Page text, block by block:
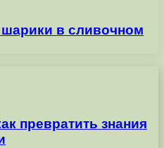
в сливочном
превратить знания